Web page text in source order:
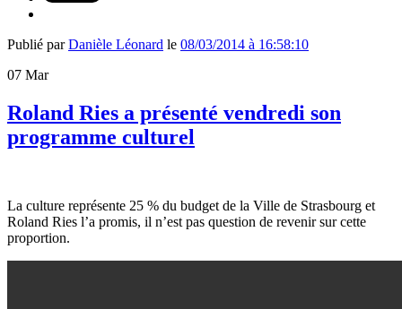
Publié parDanièle Léonard le 08/03/2014 à 16:58:10
07 Mar
Roland Ries a présenté vendredi son
programme culturel
La culture représente 25 % du budget de la Ville de Strasbourg et
Roland Ries l’a promis, il n’est pas question de revenir sur cette
proportion.